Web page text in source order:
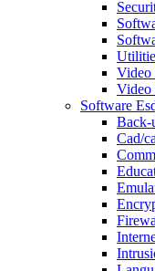
Video
Video
Software
Back-
Cad/